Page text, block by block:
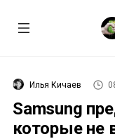
Илья Кичаев
Samsung
которые не